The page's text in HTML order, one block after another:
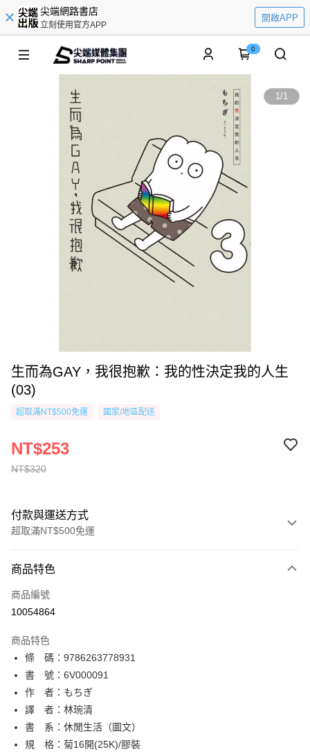
尖端網路書店
立刻使用官方APP
開啟APP
0
1/1
生而為GAY，我很抱歉：我的性決定我的人生
(03)
超取滿NT$500免運 國家/地區配送
NT$320
NT$253
付款與運送方式
超取滿NT$500免運
信用卡一次付款
超商取貨付款
相關說明
【關於「AFTEE先享後付」】
AFTEE先享後付是「在收到商品之後才付款」的支付方式。 讓您購物簡單
便利好安心！
１．簡單：不需註冊會員、不需綁卡、不需儲值。
２．便利：只要手機號碼，簡訊認證，即可結帳。
３．安心：先確認商品／服務後，再付款。
【「AFTEE先享後付」結帳流程】
ATM付款
運送方式
全家取貨付款
每筆NT$80，滿NT$500(含以上)免運費
商品特色
商品編號
10054864
商品特色
條 碼：9786263778931
書 號：6V000091
作 者：もちぎ
譯 者：林琬清
書 系：休閒生活（圖文）
規 格：菊16開(25K)/膠裝